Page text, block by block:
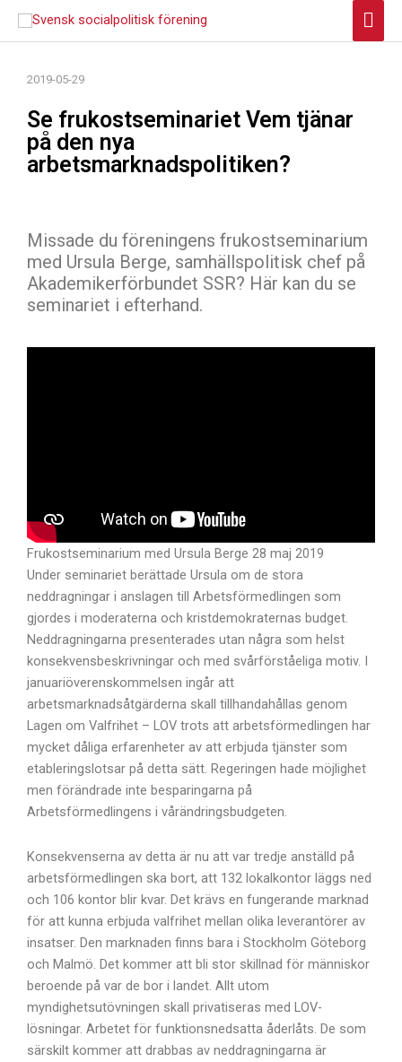
Hoppa
2019-05-29
Se frukostseminariet Vem tjänar
på den nya
arbetsmarknadspolitiken?
Missade du föreningens frukostseminarium
med Ursula Berge, samhällspolitisk chef på
Akademikerförbundet SSR? Här kan du se
seminariet i efterhand.
Frukostseminarium med Ursula Berge 28 maj 2019
Under seminariet berättade Ursula om de stora
neddragningar i anslagen till Arbetsförmedlingen som
gjordes i moderaterna och kristdemokraternas budget.
Neddragningarna presenterades utan några som helst
konsekvensbeskrivningar och med svårförståeliga motiv. I
januariöverenskommelsen ingår att
arbetsmarknadsåtgärderna skall tillhandahållas genom
Lagen om Valfrihet – LOV trots att arbetsförmedlingen har
mycket dåliga erfarenheter av att erbjuda tjänster som
etableringslotsar på detta sätt. Regeringen hade möjlighet
men förändrade inte besparingarna på
Arbetsförmedlingens i vårändringsbudgeten.
Konsekvenserna av detta är nu att var tredje anställd på
arbetsförmedlingen ska bort, att 132 lokalkontor läggs ned
och 106 kontor blir kvar. Det krävs en fungerande marknad
för att kunna erbjuda valfrihet mellan olika leverantörer av
insatser. Den marknaden finns bara i Stockholm Göteborg
och Malmö. Det kommer att bli stor skillnad för människor
beroende på var de bor i landet. Allt utom
myndighetsutövningen skall privatiseras med LOV-
lösningar. Arbetet för funktionsnedsatta åderlåts. De som
särskilt kommer att drabbas av neddragningarna är